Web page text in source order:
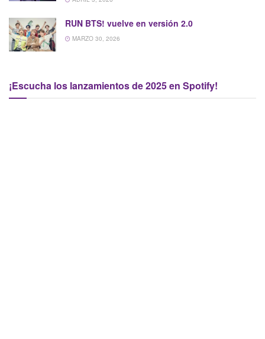
RUN BTS! vuelve en versión 2.0
MARZO 30, 2026
¡Escucha los lanzamientos de 2025 en Spotify!